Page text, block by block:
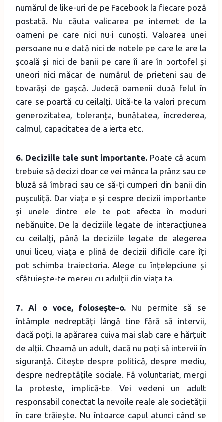
numărul de like-uri de pe Facebook la fiecare poză
postată. Nu căuta validarea pe internet de la
oameni pe care nici nu-i cunoști. Valoarea unei
persoane nu e dată nici de notele pe care le are la
școală și nici de banii pe care îi are în portofel și
uneori nici măcar de numărul de prieteni sau de
tovarăși de gașcă. Judecă oamenii după felul în
care se poartă cu ceilalți. Uită-te la valori precum
generozitatea, toleranța, bunătatea, încrederea,
calmul, capacitatea de a ierta etc.
6. Deciziile tale sunt importante. Poate că acum
trebuie să decizi doar ce vei mânca la prânz sau ce
bluză să îmbraci sau ce să-ți cumperi din banii din
pușculiță. Dar viața e și despre decizii importante
și unele dintre ele te pot afecta în moduri
nebănuite. De la deciziile legate de interacțiunea
cu ceilalți, până la deciziile legate de alegerea
unui liceu, viața e plină de decizii dificile care îți
pot schimba traiectoria. Alege cu înțelepciune și
sfătuiește-te mereu cu adulții din viața ta.
7. Ai o voce, folosește-o. Nu permite să se
întâmple nedreptăți lângă tine fără să intervii,
dacă poți. Ia apărarea cuiva mai slab care e hărțuit
de alții. Cheamă un adult, dacă nu poți să intervii în
siguranță. Citește despre politică, despre mediu,
despre nedreptățile sociale. Fă voluntariat, mergi
la proteste, implică-te. Vei vedeni un adult
responsabil conectat la nevoile reale ale societății
în care trăiește. Nu întoarce capul atunci când se